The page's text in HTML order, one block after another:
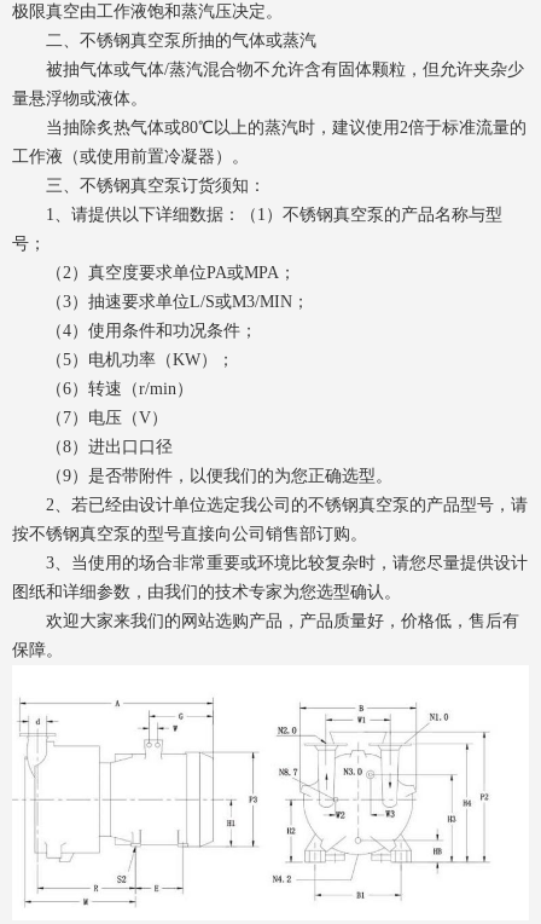
极限真空由工作液饱和蒸汽压决定。
二、不锈钢真空泵所抽的气体或蒸汽
被抽气体或气体/蒸汽混合物不允许含有固体颗粒，但允许夹杂少
量悬浮物或液体。
当抽除炙热气体或80℃以上的蒸汽时，建议使用2倍于标准流量的
工作液（或使用前置冷凝器）。
三、不锈钢真空泵订货须知：
1、请提供以下详细数据：（1）不锈钢真空泵的产品名称与型
号；
（2）真空度要求单位PA或MPA；
（3）抽速要求单位L/S或M3/MIN；
（4）使用条件和功况条件；
（5）电机功率（KW）；
（6）转速（r/min）
（7）电压（V）
（8）进出口口径
（9）是否带附件，以便我们的为您正确选型。
2、若已经由设计单位选定我公司的不锈钢真空泵的产品型号，请
按不锈钢真空泵的型号直接向公司销售部订购。
3、当使用的场合非常重要或环境比较复杂时，请您尽量提供设计
图纸和详细参数，由我们的技术专家为您选型确认。
欢迎大家来我们的网站选购产品，产品质量好，价格低，售后有
保障。